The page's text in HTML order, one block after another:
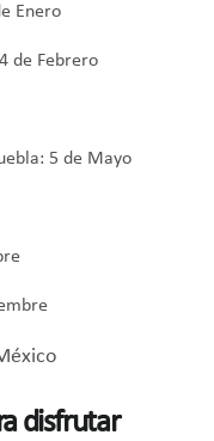
Enero
de Febrero
5 de Mayo
disfrutar